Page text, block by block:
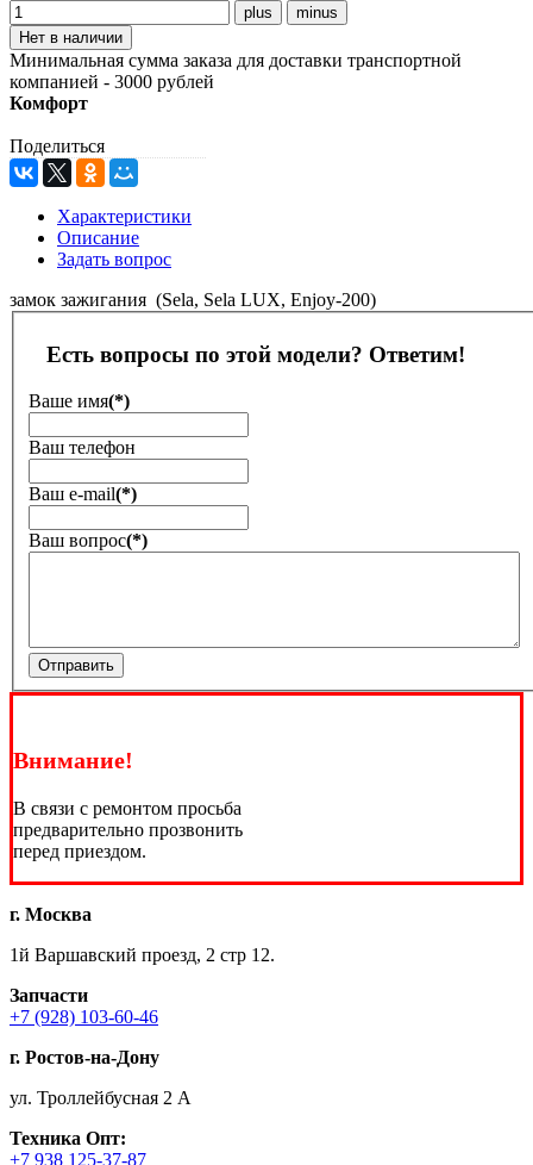
Минимальная сумма заказа для доставки транспортной
компанией - 3000 рублей
Комфорт
Поделиться
Характеристики
Описание
Задать вопрос
замок зажигания (Sela, Sela LUX, Enjoy-200)
Есть вопросы по этой модели? Ответим!
Ваше имя(*)
Ваш телефон
Ваш е-mail(*)
Ваш вопрос(*)
Отправить
Внимание!
В связи с ремонтом просьба
предварительно прозвонить
перед приездом.
г. Москва
1й Варшавский проезд, 2 стр 12.
Запчасти
+7 (928) 103-60-46
г. Ростов-на-Дону
ул. Троллейбусная 2 А
Техника Опт:
+7 938 125-37-87